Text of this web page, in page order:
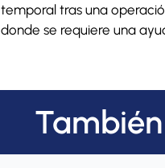
temporal tras una
donde se requiere una